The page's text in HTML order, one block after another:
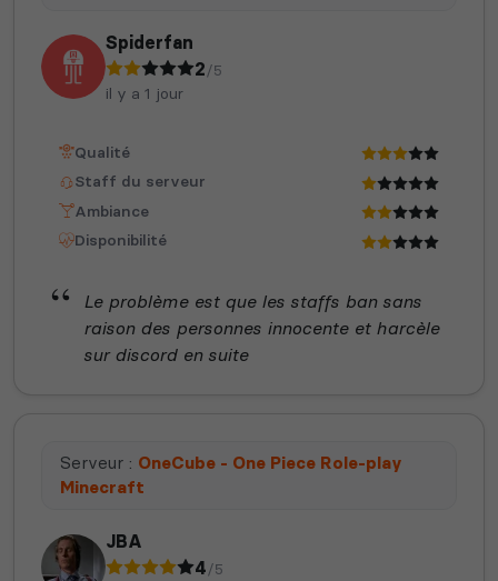
Spiderfan
2/5
il y a 1 jour
Qualité
Staff du serveur
Ambiance
Disponibilité
Le problème est que les staffs ban sans
raison des personnes innocente et harcèle
sur discord en suite
Serveur : OneCube - One Piece Role-play
Minecraft
JBA
4/5